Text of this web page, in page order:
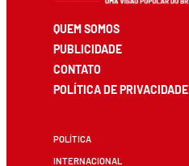
QUEM SOMOS
PUBLICIDADE
CONTATO
POLÍTICA DE PRIVACIDADE
POLÍTICA
INTERNACIONAL